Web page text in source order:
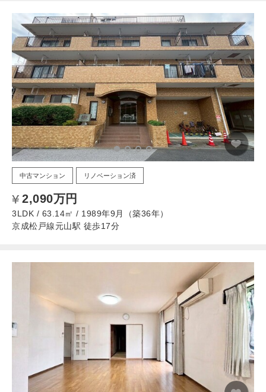
中古マンション リノベーション済
2,090万円
3LDK / 63.14㎡ / 1989年9月（築36年）
京成松戸線元山駅 徒歩17分